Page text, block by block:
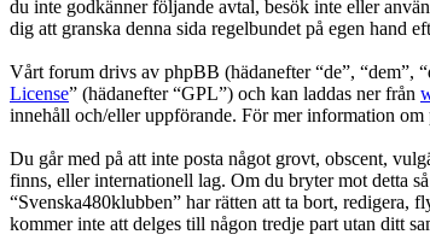
du inte godkänner följande avtal, besök inte eller
dig att granska denna sida regelbundet på egen hand
Vårt forum drivs av phpBB (hädanefter “de”, “dem”,
License” (hädanefter “GPL”) och kan laddas ner från
innehåll och/eller uppförande. För mer information
Du går med på att inte posta något grovt, obscent,
finns, eller internationell lag. Om du bryter mot detta
“Svenska480klubben” har rätten att ta bort, redigera,
kommer inte att delges till någon tredje part utan ditt